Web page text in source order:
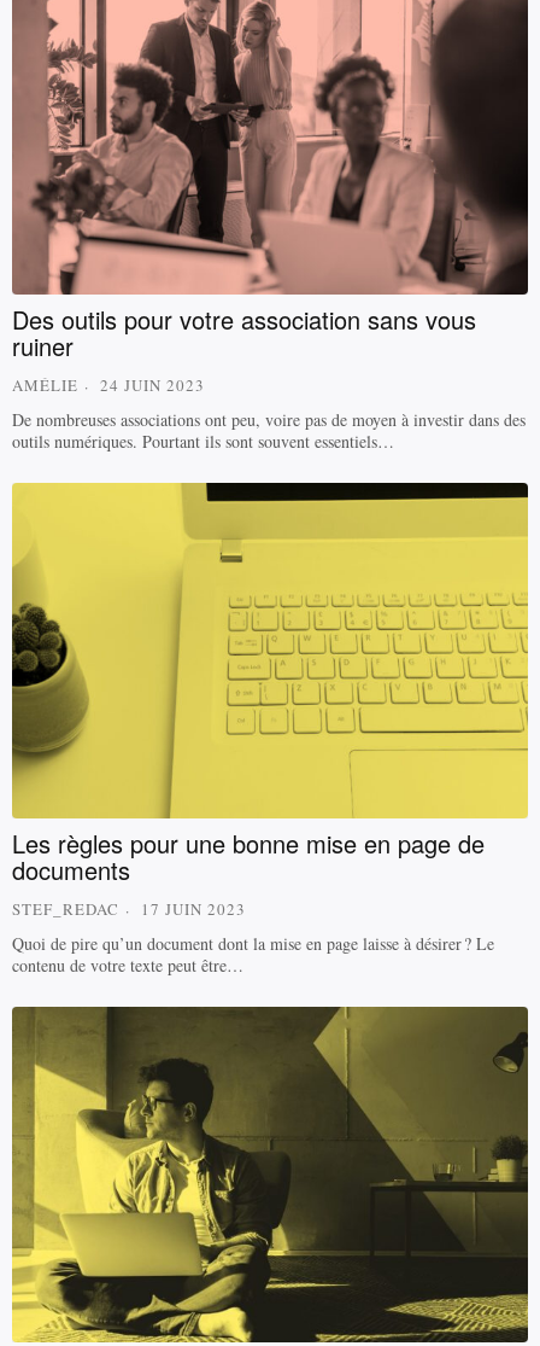
Des outils pour votre association sans vous
ruiner
AMÉLIE 24 JUIN 2023
De nombreuses associations ont peu, voire pas de moyen à investir dans des
outils numériques. Pourtant ils sont souvent essentiels…
Les règles pour une bonne mise en page de
documents
STEF_REDAC 17 JUIN 2023
Quoi de pire qu’un document dont la mise en page laisse à désirer ? Le
contenu de votre texte peut être…